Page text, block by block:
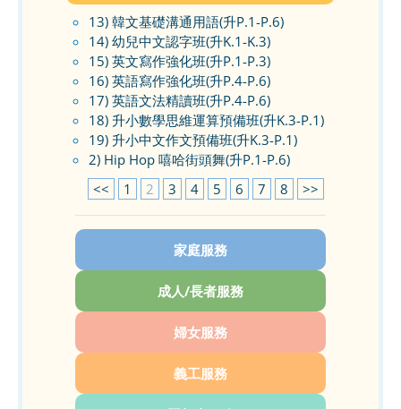
13) 韓文基礎溝通用語(升P.1-P.6)
14) 幼兒中文認字班(升K.1-K.3)
15) 英文寫作強化班(升P.1-P.3)
16) 英語寫作強化班(升P.4-P.6)
17) 英語文法精讀班(升P.4-P.6)
18) 升小數學思維運算預備班(升K.3-P.1)
19) 升小中文作文預備班(升K.3-P.1)
2) Hip Hop 嘻哈街頭舞(升P.1-P.6)
<<
1 2 3 4 5 6 7 8 >>
家庭服務
成人/長者服務
婦女服務
義工服務